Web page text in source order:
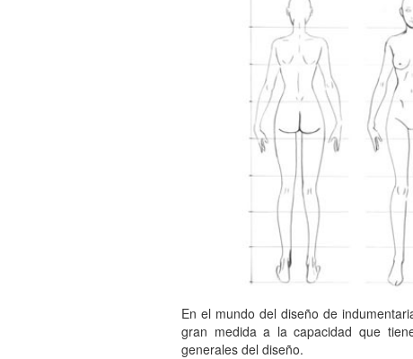
En el mundo del diseño de
gran medida a la capacidad que
generales del diseño.